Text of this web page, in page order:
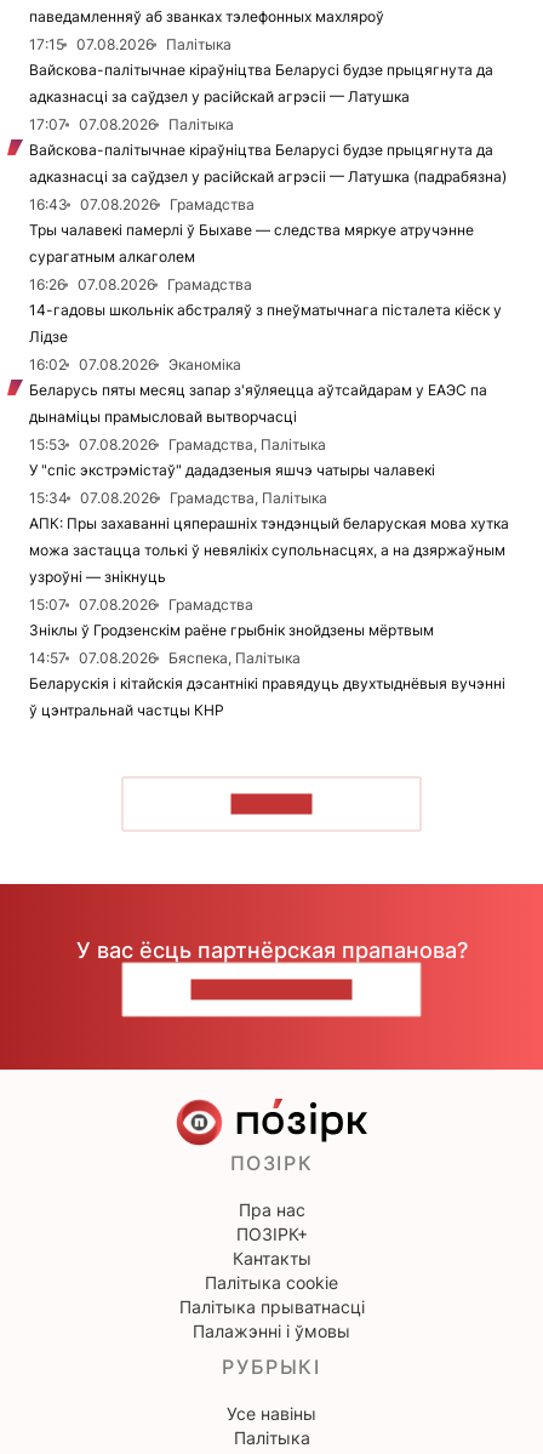
паведамленняў аб званках тэлефонных махляроў
17:15
07.08.2026
Палітыка
Вайскова-палітычнае кіраўніцтва Беларусі будзе прыцягнута да
адказнасці за саўдзел у расійскай агрэсіі — Латушка
17:07
07.08.2026
Палітыка
Вайскова-палітычнае кіраўніцтва Беларусі будзе прыцягнута да
адказнасці за саўдзел у расійскай агрэсіі — Латушка (падрабязна)
16:43
07.08.2026
Грамадства
Тры чалавекі памерлі ў Быхаве — следства мяркуе атручэнне
сурагатным алкаголем
16:26
07.08.2026
Грамадства
14-гадовы школьнік абстраляў з пнеўматычнага пісталета кіёск у
Лідзе
16:02
07.08.2026
Эканоміка
Беларусь пяты месяц запар з'яўляецца аўтсайдарам у ЕАЭС па
дынаміцы прамысловай вытворчасці
15:53
07.08.2026
Грамадства, Палітыка
У "спіс экстрэмістаў" дададзеныя яшчэ чатыры чалавекі
15:34
07.08.2026
Грамадства, Палітыка
АПК: Пры захаванні цяперашніх тэндэнцый беларуская мова хутка
можа застацца толькі ў невялікіх супольнасцях, а на дзяржаўным
узроўні — знікнуць
15:07
07.08.2026
Грамадства
Зніклы ў Гродзенскім раёне грыбнік знойдзены мёртвым
14:57
07.08.2026
Бяспека, Палітыка
Беларускія і кітайскія дэсантнікі правядуць двухтыднёвыя вучэнні
ў цэнтральнай частцы КНР
У вас ёсць партнёрская прапанова?
ПОЗІРК
Пра нас
ПОЗІРК+
Кантакты
Палітыка cookie
Палітыка прыватнасці
Палажэнні і ўмовы
РУБРЫКІ
Усе навіны
Палітыка